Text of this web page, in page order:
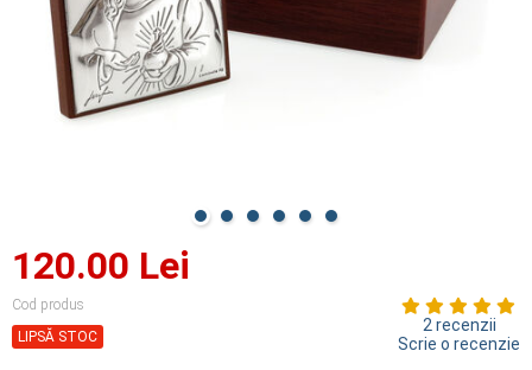
120.00 Lei
Cod produs
LIPSĂ STOC
2 recenzii
Scrie o recenzie